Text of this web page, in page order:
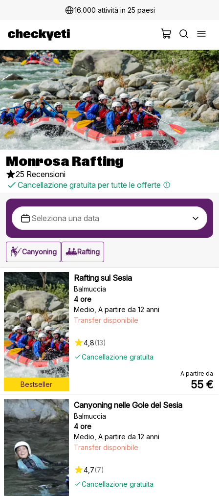
16.000 attività in 25 paesi
Monrosa Rafting
25 Recensioni
Cancellazione gratuita per tutte le offerte
Canyoning Rafting
Bestseller
Rafting sul Sesia
Balmuccia
4 ore
Medio A partire da 12 anni
Cancellazione gratuita
Transfer disponibile
4,8(13)
A partire da
55 €
Canyoning nelle Gole del Sesia
Balmuccia
4 ore
Medio A partire da 12 anni
Cancellazione gratuita
Transfer disponibile
4,7(7)